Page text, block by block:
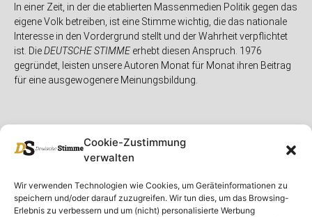
Cookie-Zustimmung
verwalten
Wir verwenden Technologien wie Cookies, um Geräteinformationen zu
speichern und/oder darauf zuzugreifen. Wir tun dies, um das Browsing-
Erlebnis zu verbessern und um (nicht) personalisierte Werbung
In einer Zeit, in der die etablierten Massenmedien Politik gegen das
eigene Volk betreiben, ist eine Stimme wichtig, die das nationale
Interesse in den Vordergrund stellt und der Wahrheit verpflichtet
ist. DieDEUTSCHE STIMMEerhebt diesen Anspruch. 1976
gegründet, leisten unsere Autoren Monat für Monat ihren Beitrag
für eine ausgewogenere Meinungsbildung.
Unser Magazin
Spenden
Rubriken
Deutschland
Rechtliches
Rechtliche Hinweise